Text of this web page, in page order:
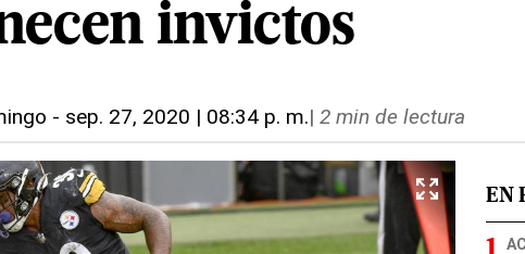
invictos
- sep. 27, 2020 | 08:34 p. m.| 2 min de lectura
EN